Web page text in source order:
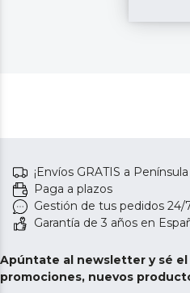
¡Envíos GRATIS a
Paga a plazos
Gestión de tus pedidos 24/
Garantía de 3 años en
Apúntate al newsletter y sé
promociones, nuevos